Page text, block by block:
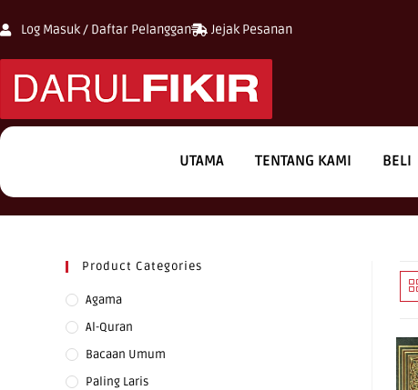
Log Masuk / Daftar Pelanggan Jejak Pesanan
UTAMA TENTANG KAMI BELI
Product Categories
Agama
Al-Quran
Bacaan Umum
Paling Laris